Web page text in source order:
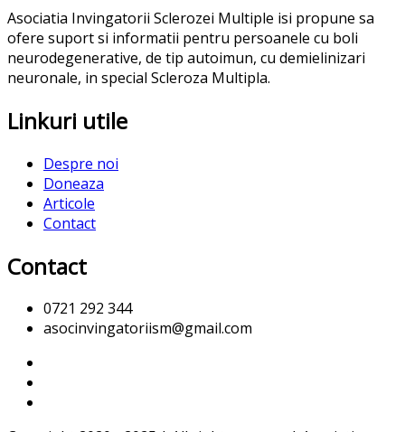
Asociatia Invingatorii Sclerozei Multiple isi propune sa
ofere suport si informatii pentru persoanele cu boli
neurodegenerative, de tip autoimun, cu demielinizari
neuronale, in special Scleroza Multipla.
Linkuri utile
Despre noi
Doneaza
Articole
Contact
Contact
0721 292 344
asocinvingatoriism@gmail.com